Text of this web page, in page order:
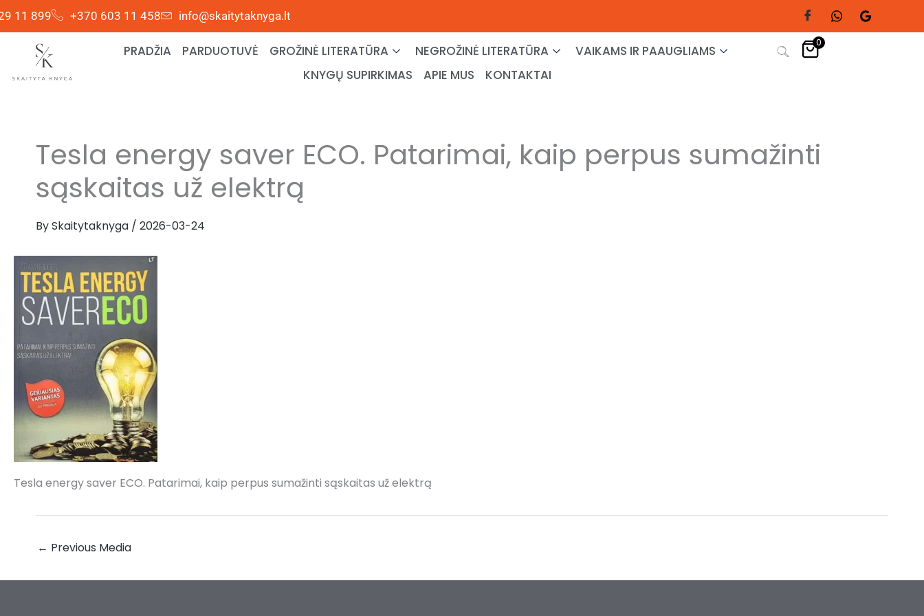
Skip
to
content
11 899 +370 603 11 458 info@skaitytaknyga.lt
PRADŽIA PARDUOTUVĖ GROŽINĖ LITERATŪRA NEGROŽINĖ LITERATŪRA
VAIKAMS IR PAAUGLIAMS
KNYGŲ SUPIRKIMAS
APIE MUS KONTAKTAI
0
Tesla energy saver ECO. Patarimai, kaip perpus sumažinti
sąskaitas už elektrą
BySkaitytaknyga / 2026-03-24
Tesla energy saver ECO. Patarimai, kaip perpus sumažinti sąskaitas už elektrą
← Previous Media